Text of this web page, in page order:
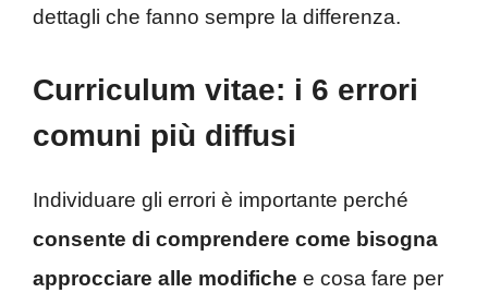
dettagli che fanno sempre la differenza.
Curriculum vitae: i 6 errori
comuni più diffusi
Individuare gli errori è importante perché
consente di comprendere come bisogna
approcciare alle modifiche e cosa fare per